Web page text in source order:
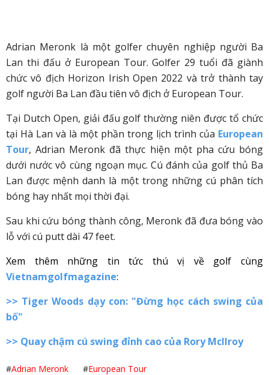
Adrian Meronk là một golfer chuyên nghiệp người Ba
Lan thi đấu ở European Tour. Golfer 29 tuổi đã giành
chức vô địch Horizon Irish Open 2022 và trở thành tay
golf người Ba Lan đầu tiên vô địch ở European Tour.
Tại Dutch Open, giải đấu golf thường niên được tổ chức
tại Hà Lan và là một phần trong lịch trình của European
Tour, Adrian Meronk đã thực hiện một pha cứu bóng
dưới nước vô cùng ngoạn mục. Cú đánh của golf thủ Ba
Lan được mệnh danh là một trong những cú phân tích
bóng hay nhất mọi thời đại.
Sau khi cứu bóng thành công, Meronk đã đưa bóng vào
lỗ với cú putt dài 47 feet.
Xem thêm những tin tức thú vị về golf cùng
Vietnamgolfmagazine:
>> Tiger Woods dạy con: "Đừng học cách swing của
bố"
>> Quay chậm cú swing đỉnh cao của Rory McIlroy
#Adrian Meronk #European Tour